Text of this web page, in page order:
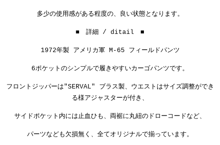
多少の使用感がある程度の、良い状態となります。
■ 詳細 / ditail ■
1972年製 アメリカ軍 M-65 フィールドパンツ
6ポケットのシンプルで履きやすいカーゴパンツです。
フロントジッパーは"SERVAL" ブラス製、ウエストはサイズ調整ができ
る様アジャスターが付き、
サイドポケット内には止血ひも、両裾に丸紐のドローコードなど、
パーツなども欠損無く、全てオリジナルで揃っています。